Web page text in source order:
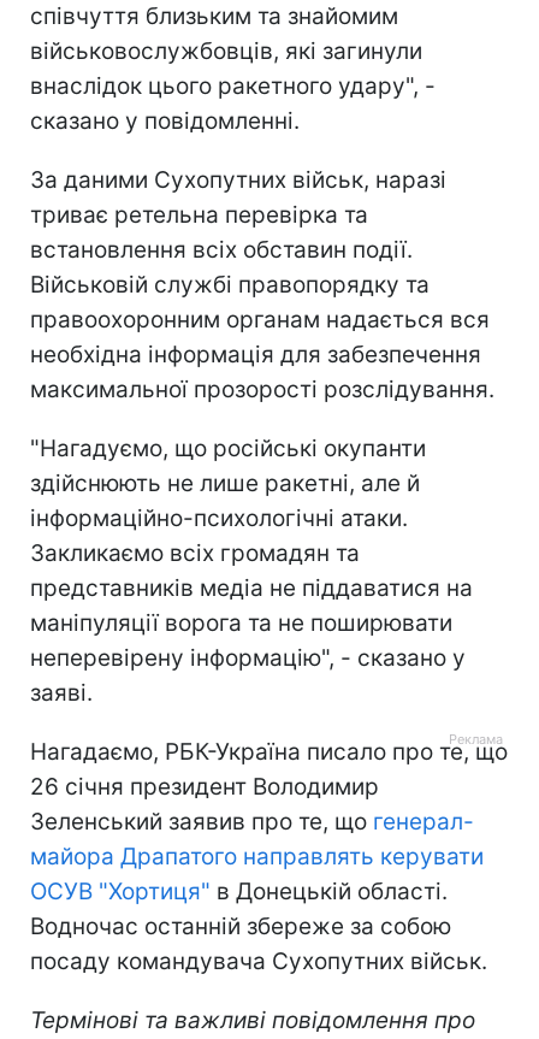
співчуття близьким та знайомим
військовослужбовців, які загинули
внаслідок цього ракетного удару", -
сказано у повідомленні.
За даними Сухопутних військ, наразі
триває ретельна перевірка та
встановлення всіх обставин події.
Військовій службі правопорядку та
правоохоронним органам надається вся
необхідна інформація для забезпечення
максимальної прозорості розслідування.
"Нагадуємо, що російські окупанти
здійснюють не лише ракетні, але й
інформаційно-психологічні атаки.
Закликаємо всіх громадян та
представників медіа не піддаватися на
маніпуляції ворога та не поширювати
неперевірену інформацію", - сказано у
заяві.
Нагадаємо, РБК-Україна писало про те, що
26 січня президент Володимир
Зеленський заявив про те, що генерал-
майора Драпатого направлять керувати
ОСУВ "Хортиця" в Донецькій області.
Водночас останній збереже за собою
посаду командувача Сухопутних військ.
Термінові та важливі повідомлення про